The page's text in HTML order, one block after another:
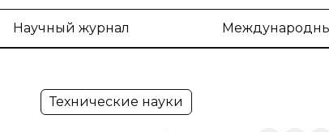
Научный журнал
Технические науки